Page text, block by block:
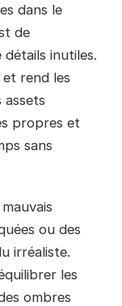
dans le
de
inutiles.
rend les
assets
propres et
sans
ou des
irréaliste.
les
ombres